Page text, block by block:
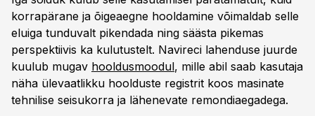
korrapärane ja õigeaegne hooldamine võimaldab selle
eluiga tunduvalt pikendada ning säästa pikemas
perspektiivis ka kulutustelt. Navireci lahenduse juurde
kuulub mugav hooldusmoodul, mille abil saab kasutaja
näha ülevaatlikku hoolduste registrit koos masinate
tehnilise seisukorra ja lähenevate remondiaegadega.